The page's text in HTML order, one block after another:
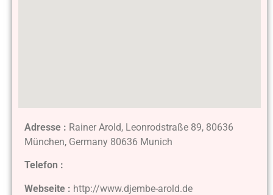
Adresse : Rainer Arold, Leonrodstraße 89, 80636
München, Germany 80636 Munich
Telefon :
Webseite : http://www.djembe-arold.de